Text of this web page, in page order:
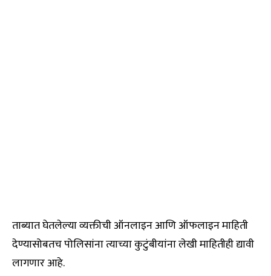
ताब्यात घेतलेल्या व्यक्तीची ऑनलाइन आणि ऑफलाइन माहिती
देण्यासोबतच पोलिसांना त्याच्या कुटुंबीयांना लेखी माहितीही द्यावी
लागणार आहे.